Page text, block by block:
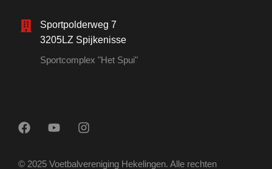
Sportpolderweg 7
3205LZ Spijkenisse
Sportcomplex "Het Spui"
© 2025 Voetbalvereniging Hekelingen. Alle rechten